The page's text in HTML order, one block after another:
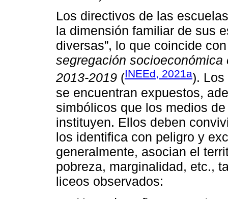
Los directivos de las
la dimensión familiar de sus
diversas”, lo que coincide
segregación
2013-2019 (INEEd, 2021a). Los
se encuentran expuestos,
simbólicos que los medios
instituyen. Ellos deben
los identifica con peligro y
generalmente, asocian el
pobreza, marginalidad, etc.,
liceos observados: